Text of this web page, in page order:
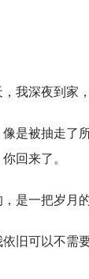
我深夜到家
是被抽走了
回来了。
是一把岁月的
依旧可以不需